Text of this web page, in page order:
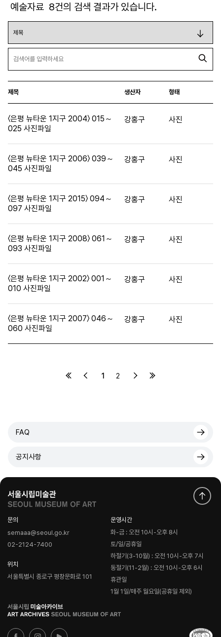
예술자료 8건의 검색 결과가 있습니다.
제목 생산자 형태
〈은평 뉴타운 1지구 2004〉 015～
025 사진파일
강홍구 사진
〈은평 뉴타운 1지구 2006〉 039～
045 사진파일
강홍구 사진
〈은평 뉴타운 1지구 2015〉 094～
097 사진파일
강홍구 사진
〈은평 뉴타운 1지구 2008〉 061～
093 사진파일
강홍구 사진
〈은평 뉴타운 1지구 2002〉 001～
010 사진파일
강홍구 사진
〈은평 뉴타운 1지구 2007〉 046～
060 사진파일
강홍구 사진
1 2
FAQ
공지사항
문의
semaaa@seoul.go.kr
02-2124-7400
위치
서울특별시 종로구 평창문화로 101
운영시간
화-금 : 오전 10시-오후 8시
토/일/공휴일
하절기(3-10월) : 오전 10시-오후 7시
동절기(11-2월) : 오전 10시-오후 6시
휴관일
1월 1일/매주 월요일(공휴일 제외)
로
고